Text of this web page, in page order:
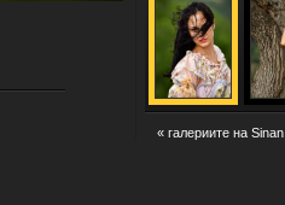
« галериите на Sinan